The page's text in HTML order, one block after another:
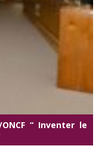
“ Inventer le